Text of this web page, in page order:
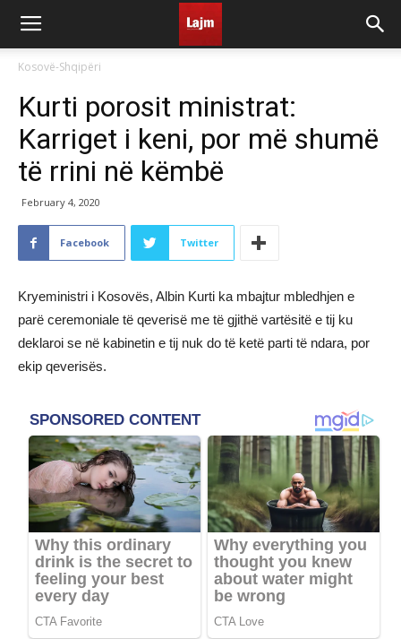
Kosovë-Shqipëri
Kurti porosit ministrat:
Karriget i keni, por më shumë
të rrini në këmbë
February 4, 2020
Facebook Twitter
​Kryeministri i Kosovës, Albin Kurti ka mbajtur mbledhjen e
parë ceremoniale të qeverisë me të gjithë vartësitë e tij ku
deklaroi se në kabinetin e tij nuk do të ketë parti të ndara, por
ekip qeverisës.